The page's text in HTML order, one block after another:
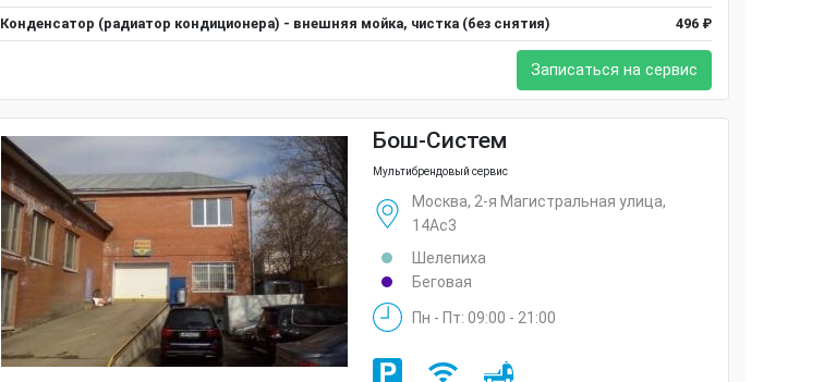
Конденсатор (радиатор кондиционера) - внешняя мойка, чистка (без снятия)
496 ₽
Записаться на сервис
Бош-Систем
Мультибрендовый сервис
Москва, 2-я Магистральная улица,
14Ас3
Шелепиха
Беговая
Пн - Пт: 09:00 - 21:00